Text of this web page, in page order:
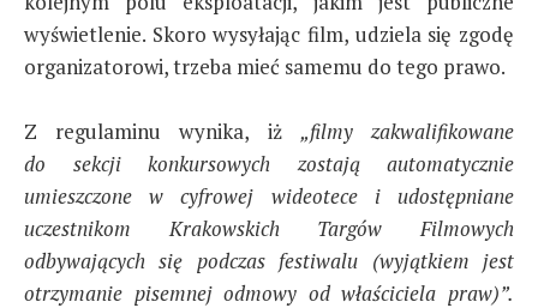
wyświetlenie. Skoro wysyłając film, udziela się zgodę
organizatorowi, trzeba mieć samemu do tego prawo.
Z regulaminu wynika, iż „filmy zakwalifikowane
do sekcji konkursowych zostają automatycznie
umieszczone w cyfrowej wideotece i udostępniane
uczestnikom Krakowskich Targów Filmowych
odbywających się podczas festiwalu (wyjątkiem jest
otrzymanie pisemnej odmowy od właściciela praw)”.